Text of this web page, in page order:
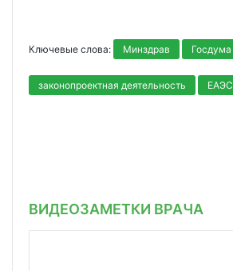
Ключевые слова: Минздрав Госдума
законопроектная деятельность ЕАЭС
ВИДЕОЗАМЕТКИ ВРАЧА